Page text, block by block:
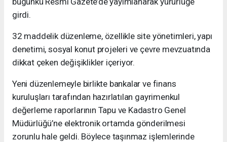
girdi.
32 maddelik düzenleme, özellikle site yönetimleri, yapı
denetimi, sosyal konut projeleri ve çevre mevzuatında
dikkat çeken değişiklikler içeriyor.
Yeni düzenlemeyle birlikte bankalar ve finans
kuruluşları tarafından hazırlatılan gayrimenkul
değerleme raporlarının Tapu ve Kadastro Genel
Müdürlüğü’ne elektronik ortamda gönderilmesi
zorunlu hale geldi. Böylece taşınmaz işlemlerinde